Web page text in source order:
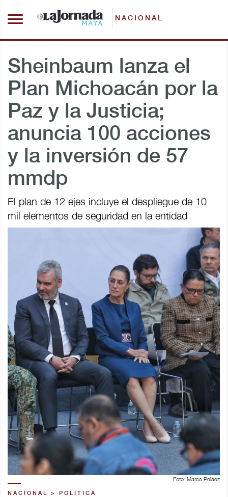
NACIONAL
Sheinbaum lanza el
Plan Michoacán por la
Paz y la Justicia;
anuncia 100 acciones
y la inversión de 57
mmdp
El plan de 12 ejes incluye el despliegue de 10
mil elementos de seguridad en la entidad
Foto: Marco Peláez
NACIONAL > POLÍTICA